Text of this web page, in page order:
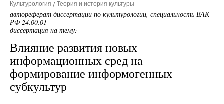
Культурология Теория и история культуры
автореферат диссертации по культурологии, специальность ВАК
РФ 24.00.01
диссертация на тему:
Влияние развития новых
информационных сред на
формирование информогенных
субкультур